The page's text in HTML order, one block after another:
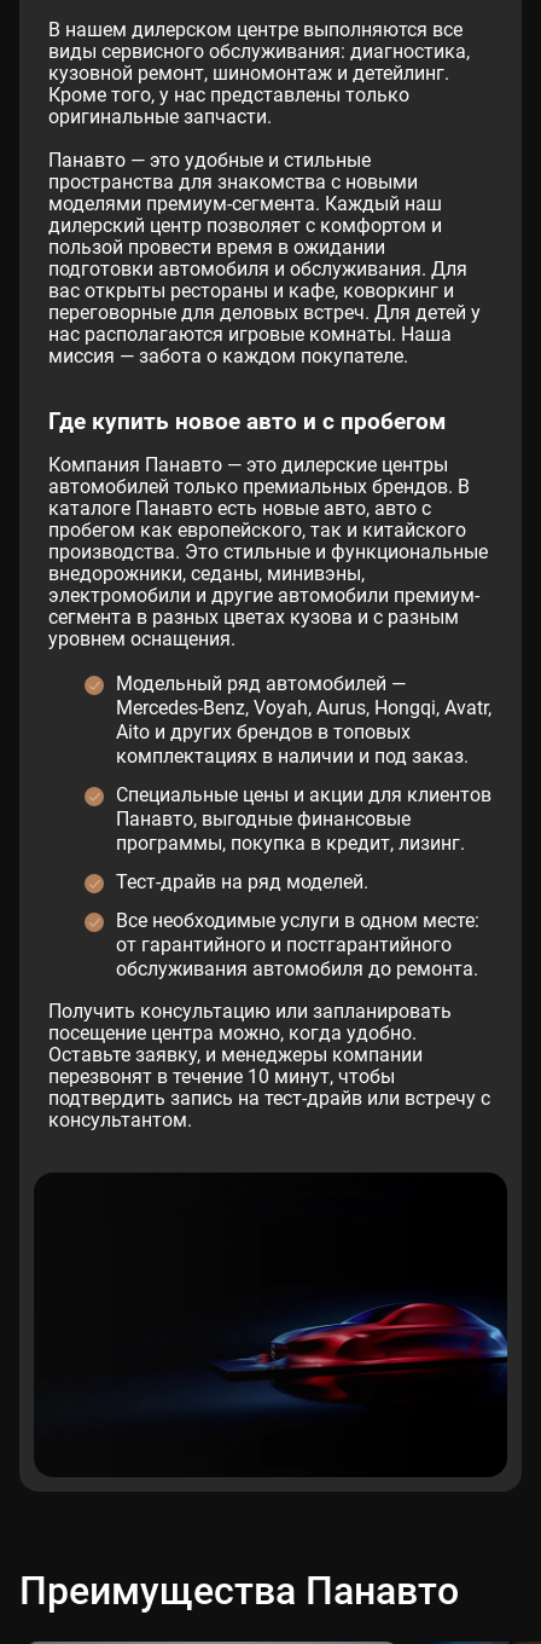
В нашем дилерском центре выполняются все
виды сервисного обслуживания: диагностика,
кузовной ремонт, шиномонтаж и детейлинг.
Кроме того, у нас представлены только
оригинальные запчасти.
Панавто — это удобные и стильные
пространства для знакомства с новыми
моделями премиум-сегмента. Каждый наш
дилерский центр позволяет с комфортом и
пользой провести время в ожидании
подготовки автомобиля и обслуживания. Для
вас открыты рестораны и кафе, коворкинг и
переговорные для деловых встреч. Для детей у
нас располагаются игровые комнаты. Наша
миссия — забота о каждом покупателе.
Где купить новое авто и с пробегом
Компания Панавто — это дилерские центры
автомобилей только премиальных брендов. В
каталоге Панавто есть новые авто, авто с
пробегом как европейского, так и китайского
производства. Это стильные и функциональные
внедорожники, седаны, минивэны,
электромобили и другие автомобили премиум-
сегмента в разных цветах кузова и с разным
уровнем оснащения.
Модельный ряд автомобилей —
Mercedes-Benz, Voyah, Aurus, Hongqi, Avatr,
Aito и других брендов в топовых
комплектациях в наличии и под заказ.
Специальные цены и акции для клиентов
Панавто, выгодные финансовые
программы, покупка в кредит, лизинг.
Тест-драйв на ряд моделей.
Все необходимые услуги в одном месте:
от гарантийного и постгарантийного
обслуживания автомобиля до ремонта.
Получить консультацию или запланировать
посещение центра можно, когда удобно.
Оставьте заявку, и менеджеры компании
перезвонят в течение 10 минут, чтобы
подтвердить запись на тест-драйв или встречу с
консультантом.
Преимущества Панавто